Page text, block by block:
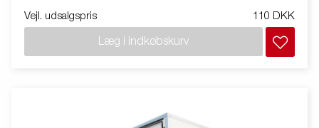
Vejl. udsalgspris 110 DKK
Læg i indkøbskurv